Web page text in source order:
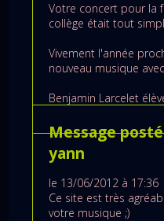
Votre concert pour la
collège était tout
Vivement l'année
nouveau musique
Benjamin Larcelet
Message
yann
le 13/06/2012 à 17:36
Ce site est très
votre musique ;)